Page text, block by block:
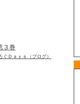
３巻
ぐＤａｙｓ（ブログ）